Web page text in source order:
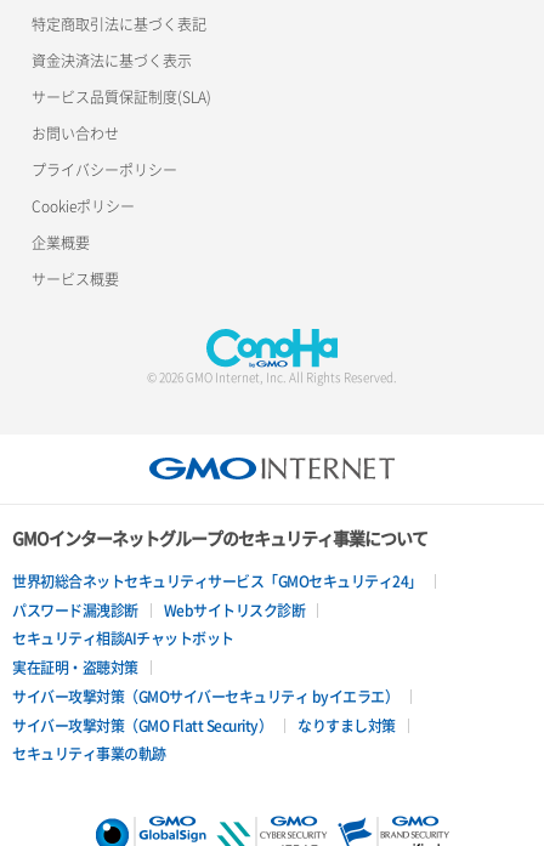
特定商取引法に基づく表記
資金決済法に基づく表示
サービス品質保証制度(SLA)
お問い合わせ
プライバシーポリシー
Cookieポリシー
企業概要
サービス概要
© 2026 GMO Internet, Inc. All Rights Reserved.
GMOインターネットグループのセキュリティ事業について
世界初総合ネットセキュリティサービス「GMOセキュリティ24」
パスワード漏洩診断
Webサイトリスク診断
セキュリティ相談AIチャットボット
実在証明・盗聴対策
サイバー攻撃対策（GMOサイバーセキュリティ byイエラエ）
サイバー攻撃対策（GMO Flatt Security）
なりすまし対策
セキュリティ事業の軌跡